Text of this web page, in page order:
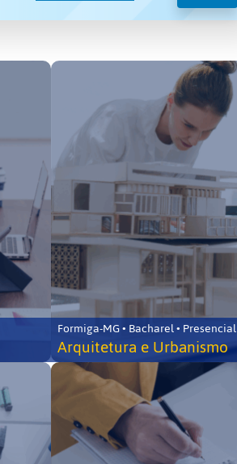
Formiga-MG • Bacharel • Presencial
Arquitetura e Urbanismo